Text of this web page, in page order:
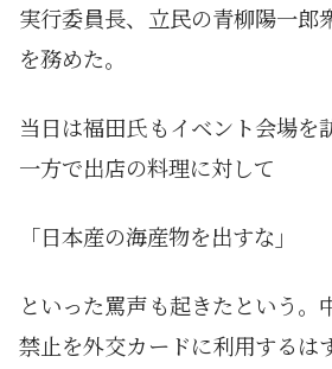
実行委員長、立民の青柳陽一郎
を務めた。
当日は福田氏もイベント会場を
一方で出店の料理に対して
「日本産の海産物を出すな」
といった罵声も起きたという。
禁止を外交カードに利用するは